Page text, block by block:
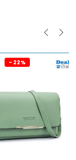
- 22%